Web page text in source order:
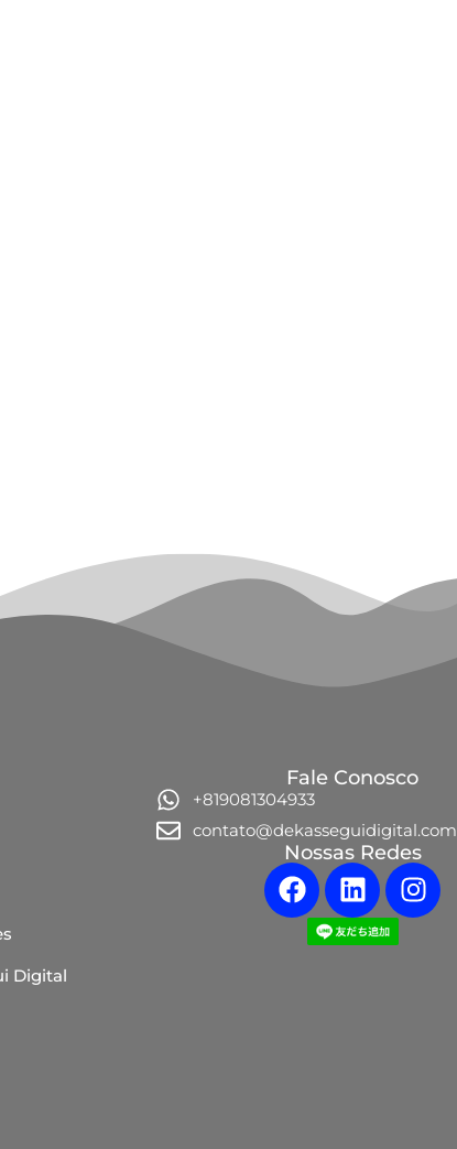
Digital
Fale Conosco
+819081304933
contato@dekasseguidigital.com
Nossas Redes